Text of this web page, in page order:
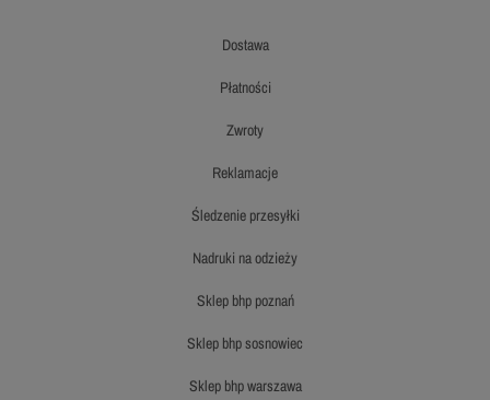
dostawa
płatności
zwroty
reklamacje
śledzenie przesyłki
nadruki na odzieży
sklep bhp poznań
sklep bhp sosnowiec
sklep bhp warszawa